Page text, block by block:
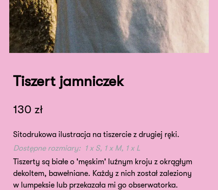
Tiszert jamniczek
130 zł
Sitodrukowa ilustracja na tiszercie z drugiej ręki.
Dostępne rozmiary: 1 x S, 1 x M, 1 x L
Tiszerty są białe o 'męskim' luźnym kroju z okrągłym
dekoltem, bawełniane. Każdy z nich został zaleziony
w lumpeksie lub przekazała mi go obserwatorka.